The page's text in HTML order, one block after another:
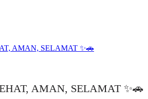
AMAN, SELAMAT ✨🚗